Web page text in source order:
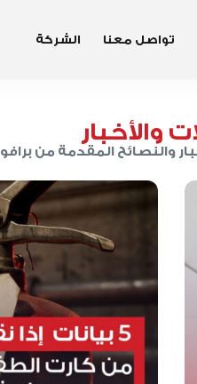
تواصل معنا الشركة
والأخبار
والنصائح المقدمة من برافو